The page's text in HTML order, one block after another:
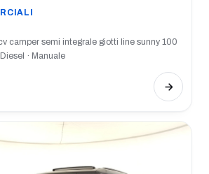
camper semi integrale giotti line sunny 100
· Manuale